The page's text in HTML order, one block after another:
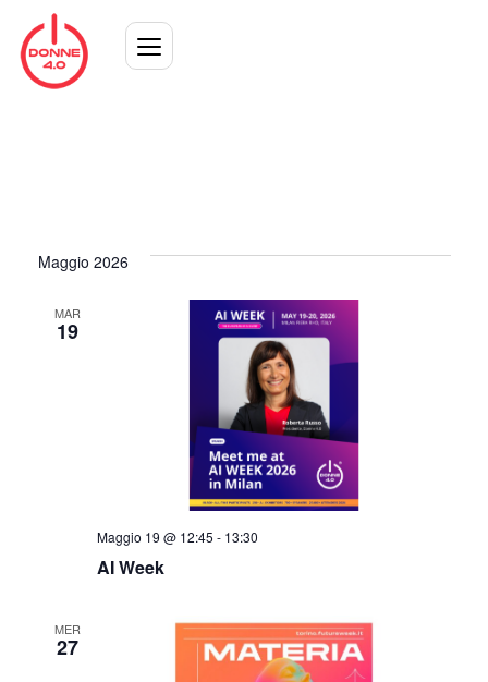
Maggio 2026
MAR
19
AI Week
Maggio 19 @ 12:45 - 13:30
MER
27